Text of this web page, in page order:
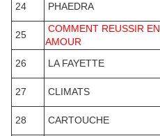
24
PHAEDRA
25
COMMENT REUSSIR EN
AMOUR
26
LA FAYETTE
27
CLIMATS
28
CARTOUCHE